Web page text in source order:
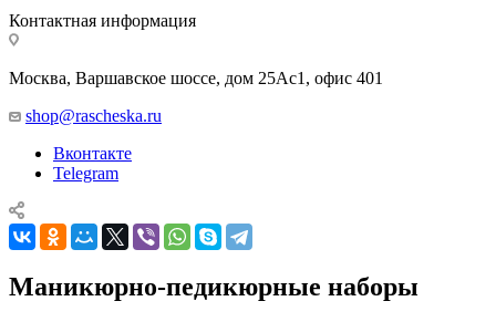
Контактная информация
Москва, Варшавское шоссе, дом 25Аc1, офис 401
shop@rascheska.ru
Вконтакте
Telegram
Маникюрно-педикюрные наборы